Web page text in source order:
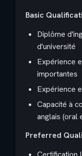
Basic
Diplôme
d'université
Expérience
importantes
Expérience
Capacité à
anglais (oral
Preferred